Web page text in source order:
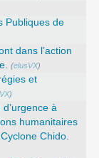
Publiques de
dans l’action
(elusVX)
et
)
à
humanitaires
Chido.